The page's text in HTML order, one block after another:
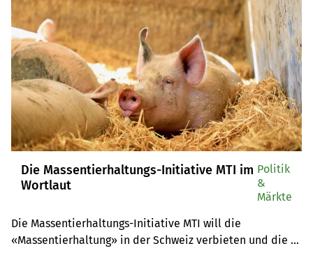
Die Massentierhaltungs-Initiative MTI im
Wortlaut
Die Massentierhaltungs-Initiative MTI will die
«Massentierhaltung» in der Schweiz verbieten und die
Politik
&
Märkte